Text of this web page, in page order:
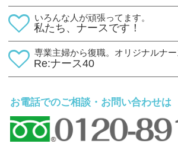
いろんな人が頑張ってます。
私たち、ナースです！
専業主婦から復職。オリジナルナー
Re:ナース40
お電話でのご相談・お問い合わせは